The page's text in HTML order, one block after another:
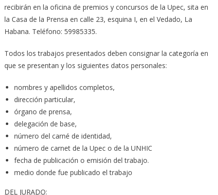
recibirán en la oficina de premios y concursos de la Upec, sita en
la Casa de la Prensa en calle 23, esquina I, en el Vedado, La
Habana. Teléfono: 59985335.
Todos los trabajos presentados deben consignar la categoría en
que se presentan y los siguientes datos personales:
nombres y apellidos completos,
dirección particular,
órgano de prensa,
delegación de base,
número del carné de identidad,
número de carnet de la Upec o de la UNHIC
fecha de publicación o emisión del trabajo.
medio donde fue publicado el trabajo
DEL JURADO: